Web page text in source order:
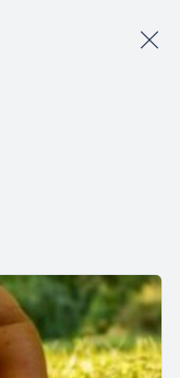
c’est un gage de
la tête dans le sac